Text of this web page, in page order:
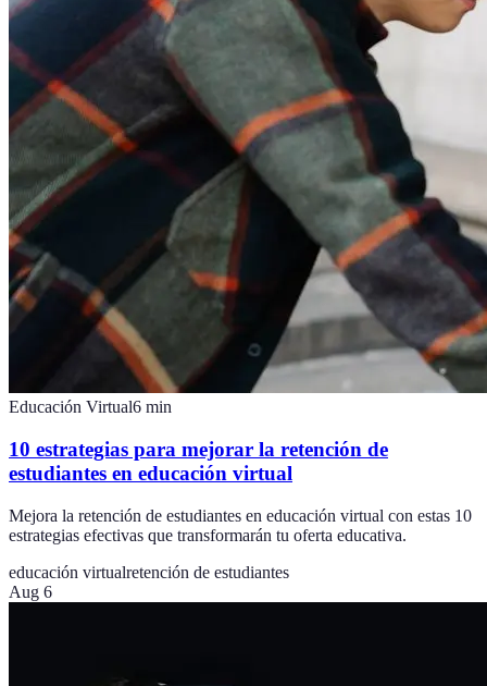
Educación Virtual6 min
10 estrategias para mejorar la retención de
estudiantes en educación virtual
Mejora la retención de estudiantes en educación virtual con estas 10
estrategias efectivas que transformarán tu oferta educativa.
educación virtualretención de estudiantes
Aug 6